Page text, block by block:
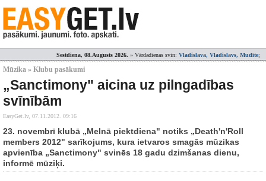
Sestdiena, 08.Augusts 2026. » Vārdadienas svin: Vladislava, Vladislavs, Mudīte;
Mūzika » Klubu pasākumi
„Sanctimony" aicina uz pilngadības
svīnībām
EasyGet.lv, 07.11.2012. 09:16
23. novembrī klubā „Melnā piektdiena" notiks „Death'n'Roll
members 2012" sarīkojums, kura ietvaros smagās mūzikas
apvienība „Sanctimony" svinēs 18 gadu dzimšanas dienu,
informē mūziķi.